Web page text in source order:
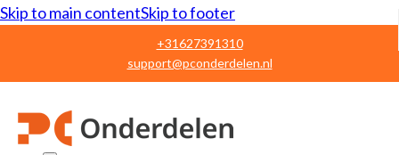
Skip to main contentSkip to footer
+31627391310
support@pconderdelen.nl